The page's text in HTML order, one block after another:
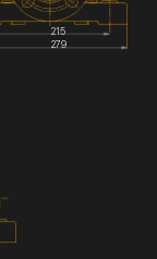
215
279